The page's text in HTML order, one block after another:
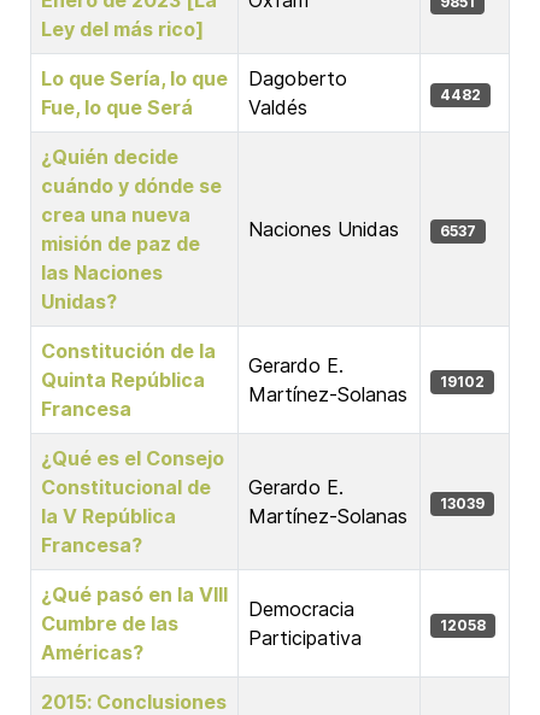
Ley del más rico]
Lo que Sería, lo que
Fue, lo que Será
Dagoberto
Valdés
4482
¿Quién decide
cuándo y dónde se
crea una nueva
misión de paz de
las Naciones
Unidas?
Naciones Unidas 6537
Constitución de la
Quinta República
Francesa
Gerardo E.
Martínez-Solanas
19102
¿Qué es el Consejo
Constitucional de
la V República
Francesa?
Gerardo E.
Martínez-Solanas
13039
¿Qué pasó en la VIII
Cumbre de las
Américas?
Democracia
Participativa
12058
2015: Conclusiones